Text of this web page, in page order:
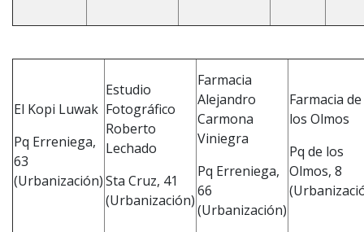
El Kopi Luwak
Pq Erreniega,
63
(Urbanización)
Estudio
Fotográfico
Roberto
Lechado
Sta Cruz, 41
(Urbanización)
Farmacia
Alejandro
Carmona
Viniegra
Pq Erreniega,
66
(Urbanización)
Farmacia de
los Olmos
Pq de los
Olmos, 8